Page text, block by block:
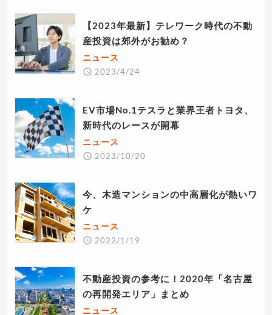
【2023年最新】テレワーク時代の不動
産投資は郊外がお勧め？
ニュース
2023/4/24
EV市場No.1テスラと業界王者トヨタ、
新時代のレースが開幕
ニュース
2023/10/20
今、木造マンションの中高層化が熱いワ
ケ
ニュース
2022/1/19
不動産投資の参考に！2020年「名古屋
の再開発エリア」まとめ
ニュース